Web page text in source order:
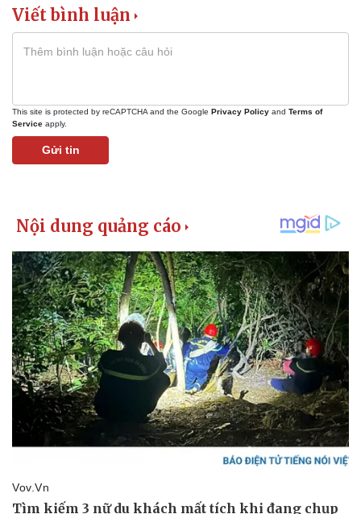
Văn hóa
Sân khấu - Điện ảnh
Di sản
Giải trí
Viết bình luận
This site is protected by reCAPTCHA and the Google Privacy Policy and Terms of
Service apply.
Gửi tin